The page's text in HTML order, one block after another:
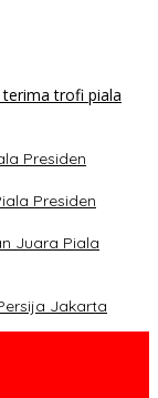
Presiden
Presiden
Juara Piala
Jakarta